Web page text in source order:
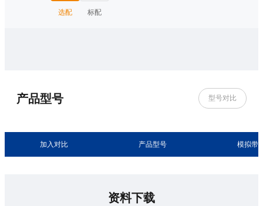
选配 标配
产品型号 型号对比
加入对比 产品型号 模拟带
资料下载